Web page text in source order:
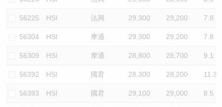
56225 HSI 法興 29,300 29,200 7.8
56304 HSI 摩通 29,300 29,200 7.8
56309 HSI 摩通 28,800 28,700 9.1
56392 HSI 國君 28,300 28,200 11.3
56393 HSI 國君 29,100 29,000 8.5